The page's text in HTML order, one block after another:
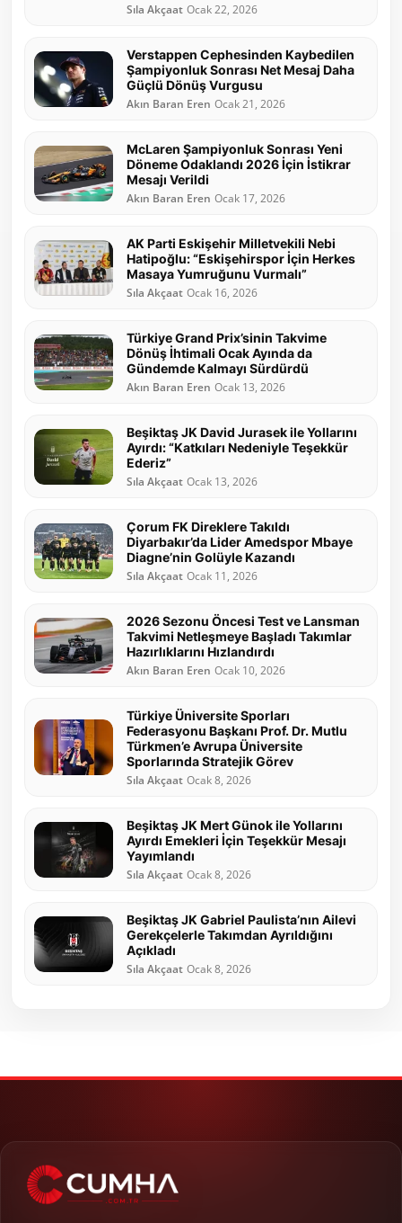
Sıla Akçaat Ocak 22, 2026
Verstappen Cephesinden Kaybedilen
Şampiyonluk Sonrası Net Mesaj Daha
Güçlü Dönüş Vurgusu
Akın Baran Eren Ocak 21, 2026
McLaren Şampiyonluk Sonrası Yeni
Döneme Odaklandı 2026 İçin İstikrar
Mesajı Verildi
Akın Baran Eren Ocak 17, 2026
AK Parti Eskişehir Milletvekili Nebi
Hatipoğlu: “Eskişehirspor İçin Herkes
Masaya Yumruğunu Vurmalı”
Sıla Akçaat Ocak 16, 2026
Türkiye Grand Prix’sinin Takvime
Dönüş İhtimali Ocak Ayında da
Gündemde Kalmayı Sürdürdü
Akın Baran Eren Ocak 13, 2026
Beşiktaş JK David Jurasek ile Yollarını
Ayırdı: “Katkıları Nedeniyle Teşekkür
Ederiz”
Sıla Akçaat Ocak 13, 2026
Çorum FK Direklere Takıldı
Diyarbakır’da Lider Amedspor Mbaye
Diagne’nin Golüyle Kazandı
Sıla Akçaat Ocak 11, 2026
2026 Sezonu Öncesi Test ve Lansman
Takvimi Netleşmeye Başladı Takımlar
Hazırlıklarını Hızlandırdı
Akın Baran Eren Ocak 10, 2026
Türkiye Üniversite Sporları
Federasyonu Başkanı Prof. Dr. Mutlu
Türkmen’e Avrupa Üniversite
Sporlarında Stratejik Görev
Sıla Akçaat Ocak 8, 2026
Beşiktaş JK Mert Günok ile Yollarını
Ayırdı Emekleri İçin Teşekkür Mesajı
Yayımlandı
Sıla Akçaat Ocak 8, 2026
Beşiktaş JK Gabriel Paulista’nın Ailevi
Gerekçelerle Takımdan Ayrıldığını
Açıkladı
Sıla Akçaat Ocak 8, 2026